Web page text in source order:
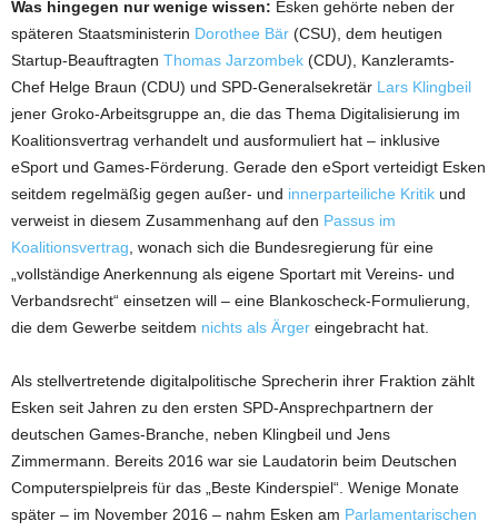
Was hingegen nur wenige wissen: Esken gehörte neben der
späteren Staatsministerin Dorothee Bär (CSU), dem heutigen
Startup-Beauftragten Thomas Jarzombek (CDU), Kanzleramts-
Chef Helge Braun (CDU) und SPD-Generalsekretär Lars Klingbeil
jener Groko-Arbeitsgruppe an, die das Thema Digitalisierung im
Koalitionsvertrag verhandelt und ausformuliert hat – inklusive
eSport und Games-Förderung. Gerade den eSport verteidigt Esken
seitdem regelmäßig gegen außer- und innerparteiliche Kritik und
verweist in diesem Zusammenhang auf den Passus im
Koalitionsvertrag, wonach sich die Bundesregierung für eine
„vollständige Anerkennung als eigene Sportart mit Vereins- und
Verbandsrecht“ einsetzen will – eine Blankoscheck-Formulierung,
die dem Gewerbe seitdem nichts als Ärger eingebracht hat.
Als stellvertretende digitalpolitische Sprecherin ihrer Fraktion zählt
Esken seit Jahren zu den ersten SPD-Ansprechpartnern der
deutschen Games-Branche, neben Klingbeil und Jens
Zimmermann. Bereits 2016 war sie Laudatorin beim Deutschen
Computerspielpreis für das „Beste Kinderspiel“. Wenige Monate
später – im November 2016 – nahm Esken am Parlamentarischen